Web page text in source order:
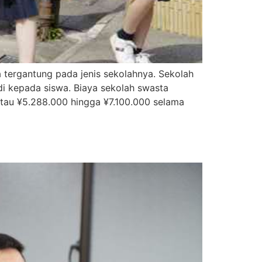
pada jenis sekolahnya. Sekolah
kepada siswa. Biaya sekolah swasta
¥5.288.000 hingga ¥7.100.000 selama